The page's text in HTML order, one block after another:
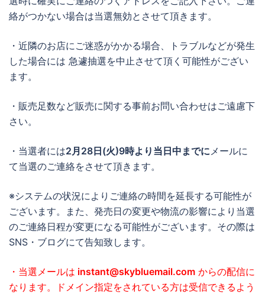
絡がつかない場合は当選無効とさせて頂きます。
・近隣のお店にご迷惑がかかる場合、トラブルなどが発生
した場合には 急遽抽選を中止させて頂く可能性がござい
ます。
・販売足数など販売に関する事前お問い合わせはご遠慮下
さい。
・当選者には2月28日(火)9時より当日中までにメールに
て当選のご連絡をさせて頂きます。
※システムの状況によりご連絡の時間を延長する可能性が
ございます。また、発売日の変更や物流の影響により当選
のご連絡日程が変更になる可能性がございます。その際は
SNS・ブログにて告知致します。
・当選メールは instant@skybluemail.com からの配信に
なります。ドメイン指定をされている方は受信できるよう